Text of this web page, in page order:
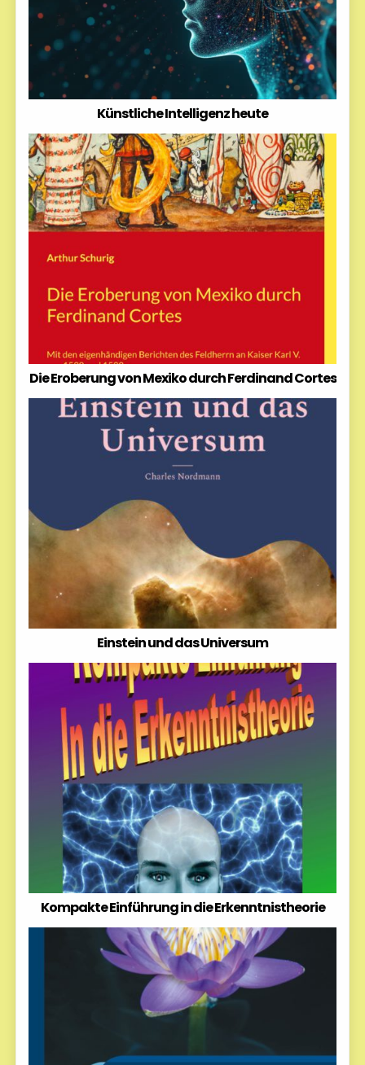
Künstliche Intelligenz heute
Die Eroberung von Mexiko durch Ferdinand Cortes
Einstein und das Universum
Kompakte Einführung in die Erkenntnistheorie